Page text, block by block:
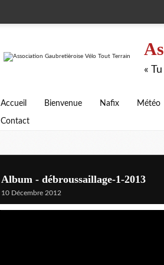
«
Accueil Bienvenue Nafix Météo
Contact
Album - débroussaillage-1-2013
10 Décembre 2012